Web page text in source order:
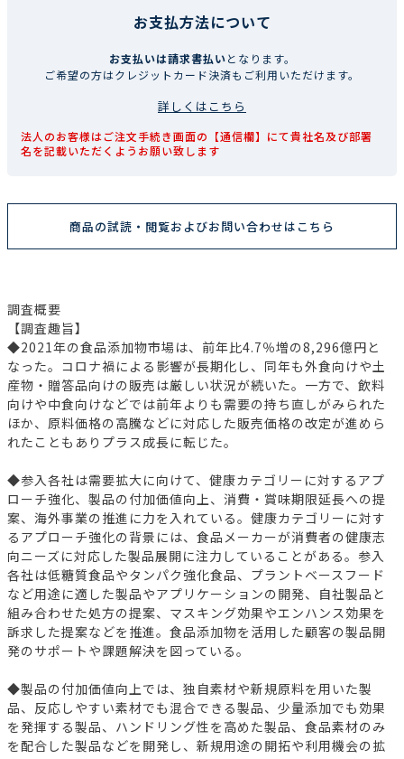
お支払方法について
お支払いは請求書払いとなります。
ご希望の方はクレジットカード決済もご利用いただけます。
詳しくはこちら
法人のお客様はご注文手続き画面の【通信欄】にて貴社名及び部署
名を記載いただくようお願い致します
商品の試読・閲覧およびお問い合わせはこちら
調査概要
【調査趣旨】
◆2021年の食品添加物市場は、前年比4.7％増の8,296億円と
なった。コロナ禍による影響が長期化し、同年も外食向けや土
産物・贈答品向けの販売は厳しい状況が続いた。一方で、飲料
向けや中食向けなどでは前年よりも需要の持ち直しがみられた
ほか、原料価格の高騰などに対応した販売価格の改定が進めら
れたこともありプラス成長に転じた。
◆参入各社は需要拡大に向けて、健康カテゴリーに対するアプ
ローチ強化、製品の付加価値向上、消費・賞味期限延長への提
案、海外事業の推進に力を入れている。健康カテゴリーに対す
るアプローチ強化の背景には、食品メーカーが消費者の健康志
向ニーズに対応した製品展開に注力していることがある。参入
各社は低糖質食品やタンパク強化食品、プラントベースフード
など用途に適した製品やアプリケーションの開発、自社製品と
組み合わせた処方の提案、マスキング効果やエンハンス効果を
訴求した提案などを推進。食品添加物を活用した顧客の製品開
発のサポートや課題解決を図っている。
◆製品の付加価値向上では、独自素材や新規原料を用いた製
品、反応しやすい素材でも混合できる製品、少量添加でも効果
を発揮する製品、ハンドリング性を高めた製品、食品素材のみ
を配合した製品などを開発し、新規用途の開拓や利用機会の拡